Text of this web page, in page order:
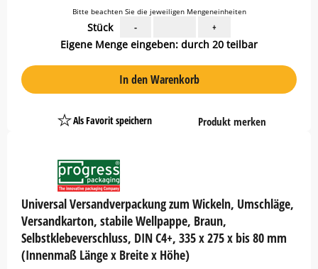
Universal Versandverpackung zum Wickeln, Umschläge,
Versandkarton, stabile Wellpappe, Braun,
Selbstklebeverschluss, DIN C4+, 335 x 275 x bis 80 mm
(Innenmaß Länge x Breite x Höhe)
Bitte beachten Sie die jeweiligen Mengeneinheiten
Stück - +
Eigene Menge eingeben: durch 20 teilbar
In den Warenkorb
Als Favorit speichern
PlatzhalterProdukt merken